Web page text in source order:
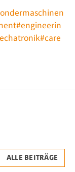
#engineerin
#care
ALLE BEITRÄGE